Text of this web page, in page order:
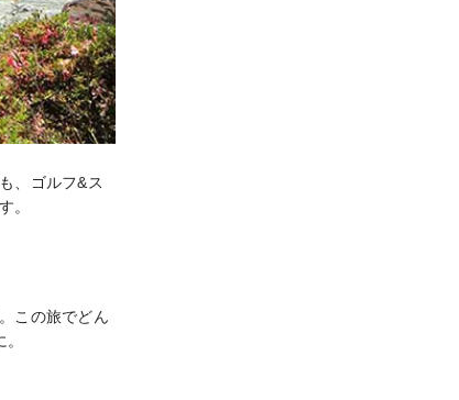
、ゴルフ&ス
。
この旅でどん